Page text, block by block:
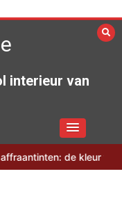
interieur van
de kleur van